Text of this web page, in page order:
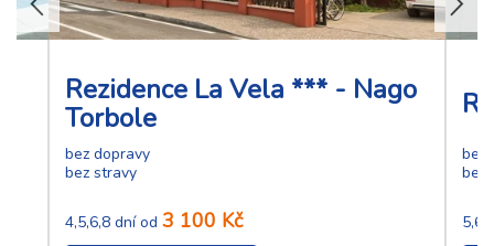
Rezidence La Vela *** - Nago
Torbole
bez dopravy
bez stravy
4,5,6,8 dní od 3 100 Kč
bez
bez